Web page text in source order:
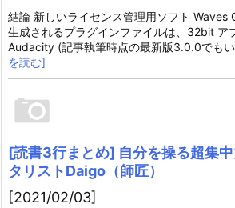
結論 新しいライセンス管理用ソフト Waves
生成されるプラグインファイルは、32bit ア
Audacity (記事執筆時点の最新版3.0.0でもい
を読む]
[読書3行まとめ] 自分を操る超集
タリストDaigo（師匠）
[2021/02/03]